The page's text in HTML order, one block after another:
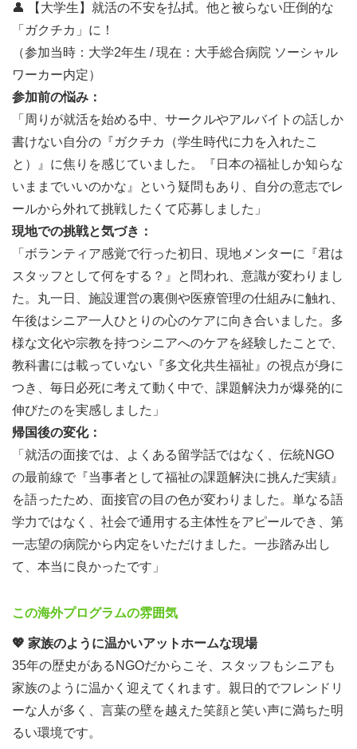
ターやマハキタのメンバーと振り返りを行い、「今日何に
挑戦し、どんな課題を見つけたか」を整理します。この毎
日が、圧倒的な自己成長と就活の強みに繋がります。
18:00〜｜ディナー＆自由時間
一日の実務を終えた後は、近くのモールやフードコートで
美味しい多国籍料理を堪能。滞在先のジムやプールでリフ
レッシュしたり、仲間と将来の夢を語り合ったりと、メリ
ハリのある夜を過ごします。
※受入先施設の状況や時期により、時間帯や活動内容が多
少変動する場合があります。
🚀 なぜ、「マハキタ留学」がオススメなのか？
これまで1,500人以上の若者の海外挑戦をプロデュースし
てきたマハキタだからこそ、提供できる価値があります。
ただ「行っただけ」で終わらせない「3ステップ成長シス
テム」
他社のプログラムにありがちな「現地に行って楽しかっ
た」では終わらせません。マハキタでは、渡航前の自己分
析ワークショップから、帰国後の「学びの言語化・プレゼ
ン」まで徹底的に伴走します。就活や進路でしっかり武器
として語れるレベルまで、あなたの経験を強みに引き上げ
ます。
安心・安全を最優先した「日本人スタッフ駐在エリア限
定」
私たちが最も大切にしているのは、みなさんの安全です。
るエリアのみを厳選。初めての海外渡航や、1人での参加
め、万全のサポート体制で安心して挑戦できます。
個人の目標に合わせたオーダーメイドの企画設計
パッケージ化されたツアーとは違い、一人ひとりの「将来
どうなりたいか」「何に挑戦したいか」を事前にじっくり
カウンセリングし、最適な滞在プランをご提案します。
👤 【大学生】就活の不安を払拭。他と被らない圧倒的な
「ガクチカ」に！
（参加当時：大学2年生 / 現在：大手総合病院 ソーシャル
ワーカー内定）
参加前の悩み：
「周りが就活を始める中、サークルやアルバイトの話しか
書けない自分の『ガクチカ（学生時代に力を入れたこ
と）』に焦りを感じていました。『日本の福祉しか知らな
いままでいいのかな』という疑問もあり、自分の意志でレ
ールから外れて挑戦したくて応募しました」
現地での挑戦と気づき：
「ボランティア感覚で行った初日、現地メンターに『君は
スタッフとして何をする？』と問われ、意識が変わりまし
た。丸一日、施設運営の裏側や医療管理の仕組みに触れ、
午後はシニア一人ひとりの心のケアに向き合いました。多
様な文化や宗教を持つシニアへのケアを経験したことで、
教科書には載っていない『多文化共生福祉』の視点が身に
つき、毎日必死に考えて動く中で、課題解決力が爆発的に
伸びたのを実感しました」
帰国後の変化：
「就活の面接では、よくある留学話ではなく、伝統NGO
の最前線で『当事者として福祉の課題解決に挑んだ実績』
を語ったため、面接官の目の色が変わりました。単なる語
学力ではなく、社会で通用する主体性をアピールでき、第
一志望の病院から内定をいただけました。一歩踏み出し
て、本当に良かったです」
この海外プログラムの雰囲気
💖 家族のように温かいアットホームな現場
35年の歴史があるNGOだからこそ、スタッフもシニアも
家族のように温かく迎えてくれます。親日的でフレンドリ
ーな人が多く、言葉の壁を越えた笑顔と笑い声に満ちた明
るい環境です。